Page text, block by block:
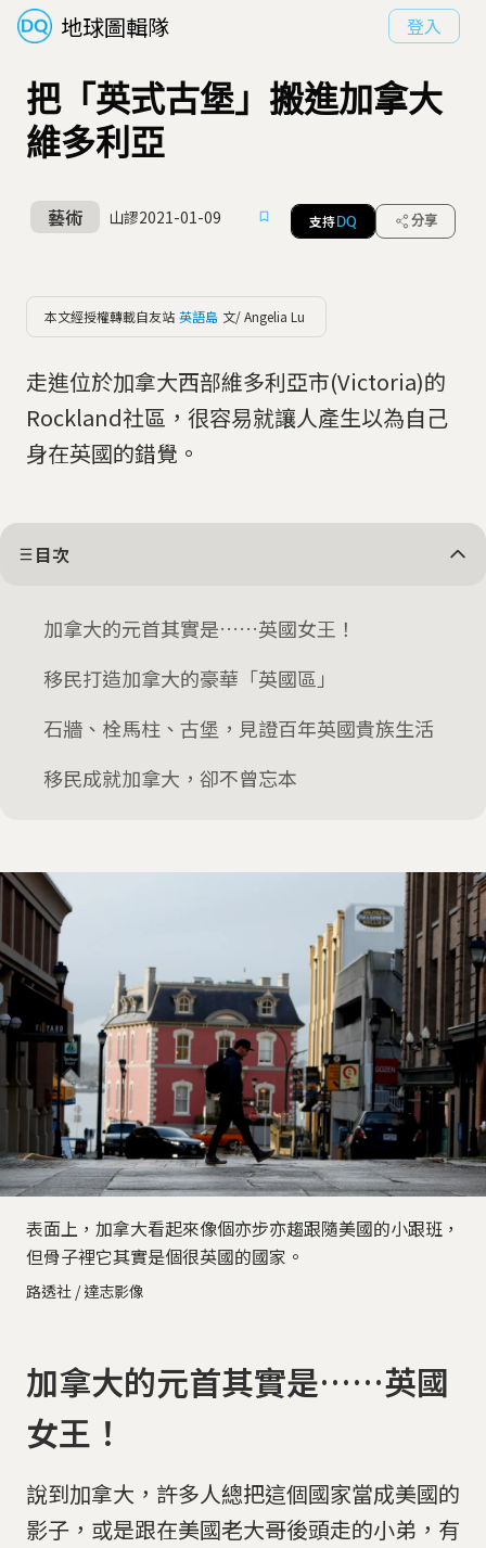
地球圖輯隊 登入
把「英式古堡」搬進加拿大
維多利亞
藝術 山謬2021-01-09 支持 DQ 分享
本文經授權轉載自友站 英語島 文/ Angelia Lu
走進位於加拿大西部維多利亞市(Victoria)的
Rockland社區，很容易就讓人產生以為自己
身在英國的錯覺。
目次
加拿大的元首其實是……英國女王！
移民打造加拿大的豪華「英國區」
石牆、栓馬柱、古堡，見證百年英國貴族生活
移民成就加拿大，卻不曾忘本
表面上，加拿大看起來像個亦步亦趨跟隨美國的小跟班，
但骨子裡它其實是個很英國的國家。
路透社 / 達志影像
加拿大的元首其實是……英國
女王！
說到加拿大，許多人總把這個國家當成美國的
影子，或是跟在美國老大哥後頭走的小弟，有